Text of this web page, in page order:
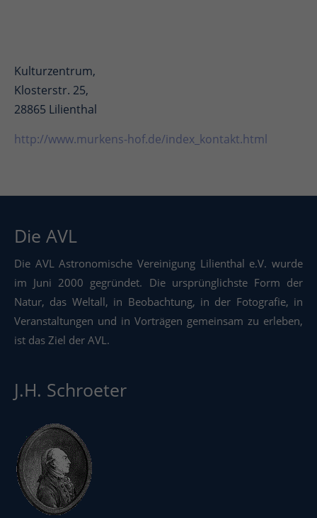
Kulturzentrum,
Klosterstr. 25,
28865 Lilienthal
http://www.murkens-hof.de/index_kontakt.html
Die AVL
Die AVL Astronomische Vereinigung Lilienthal e.V. wurde
im Juni 2000 gegründet. Die ursprünglichste Form der
Natur, das Weltall, in Beobachtung, in der Fotografie, in
Veranstaltungen und in Vorträgen gemeinsam zu erleben,
ist das Ziel der AVL.
J.H. Schroeter